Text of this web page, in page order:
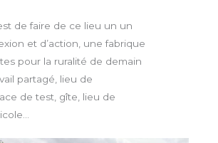
de faire de ce lieu un un
et d’action, une fabrique
pour la ruralité de demain
partagé, lieu de
de test, gîte, lieu de